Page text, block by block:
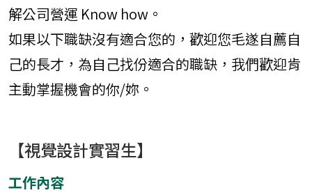
【前端】
JavaScript 工程
師養成直播班
TypeScript 實戰
課：打造工程師
班
Vue 作品實戰班
AI 開發進化營
解公司營運 Know how。
如果以下職缺沒有適合您的，歡迎您毛遂自薦自
己的長才，為自己找份適合的職缺，我們歡迎肯
主動掌握機會的你/妳。
【視覺設計實習生】
工作內容